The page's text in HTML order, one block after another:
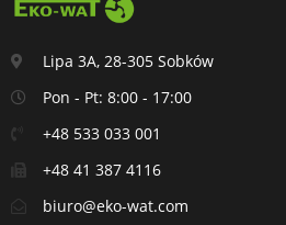
Lipa 3A, 28-305 Sobków
Pon - Pt: 8:00 - 17:00
+48 533 033 001
+48 41 387 4116
biuro@eko-wat.com